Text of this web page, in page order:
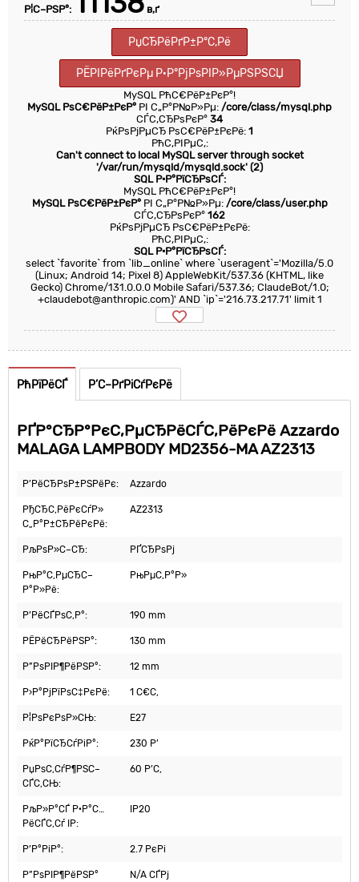
Р¦С–РЅР°: в‚ґ
РџСЂРёРґР±Р°С‚Рё
РЁРІРёРґРєРµ Р·Р°РјРѕРІР»РµРЅРЅСЏ
MySQL РћС€РёР±РєР°!
MySQL РѕС€РёР±РєР° РІ С„Р°Р№Р»Рµ: /core/class/mysql.php
СЃС‚СЂРѕРєР° 34
РќРѕРјРµСЂ РѕС€РёР±РєРё: 1
РћС‚РІРµС‚:
Can't connect to local MySQL server through socket
'/var/run/mysqld/mysqld.sock' (2)
SQL Р·Р°РїСЂРѕСЃ:
MySQL РћС€РёР±РєР°!
MySQL РѕС€РёР±РєР°РІ С„Р°Р№Р»Рµ: /core/class/user.php
СЃС‚СЂРѕРєР° 162
РќРѕРјРµСЂ РѕС€РёР±РєРё:
РћС‚РІРµС‚:
SQL Р·Р°РїСЂРѕСЃ:
select `favorite` from `lib_online` where `useragent`='Mozilla/5.0
(Linux; Android 14; Pixel 8) AppleWebKit/537.36 (KHTML, like
Gecko) Chrome/131.0.0.0 Mobile Safari/537.36; ClaudeBot/1.0;
+claudebot@anthropic.com)' AND `ip`='216.73.217.71' limit 1
РћРїРёСЃ Р’С–РґРіСѓРєРё
РҐР°СЂР°РєС‚РµСЂРёСЃС‚РёРєРё Azzardo
MALAGA LAMPBODY MD2356-MA AZ2313
Р’РёСЂРѕР±РЅРёРє: Azzardo
РђСЂС‚РёРєСѓР»
С„Р°Р±СЂРёРєРё:
AZ2313
РљРѕР»С–СЂ: РҐСЂРѕРј
РњР°С‚РµСЂС–
Р°Р»Рё:
РњРµС‚Р°Р»
Р’РёСЃРѕС‚Р°: 190 mm
РЁРёСЂРёРЅР°: 130 mm
Р”РѕРІР¶РёРЅР°: 12 mm
Р›Р°РјРїРѕС‡РєРё: 1 С€С‚
Р¦РѕРєРѕР»СЊ: E27
РќР°РїСЂСѓРіР°: 230 Р’
РџРѕС‚СѓР¶РЅС–
СЃС‚СЊ:
60 Р’С‚
РљР»Р°СЃ Р·Р°С…
РёСЃС‚Сѓ IP:
IP20
Р’Р°РіР°: 2.7 РєРі
Р”РѕРІР¶РёРЅР°
N/A СЃРј